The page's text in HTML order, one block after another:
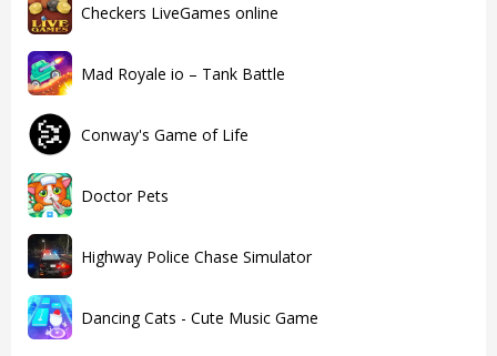
Checkers LiveGames online
Mad Royale io – Tank Battle
Conway's Game of Life
Doctor Pets
Highway Police Chase Simulator
Dancing Cats - Cute Music Game